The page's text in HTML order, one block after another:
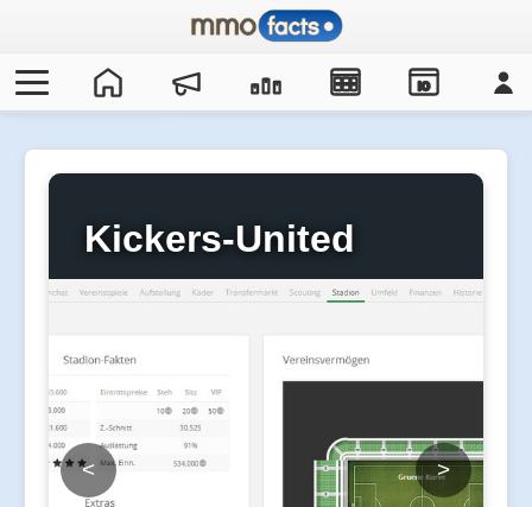
IO
Kickers-United
< >